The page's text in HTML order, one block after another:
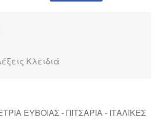
Κλειδιά
ΕΥΒΟΙΑΣ - ΠΙΤΣΑΡΙΑ - ΙΤΑΛΙΚΕΣ